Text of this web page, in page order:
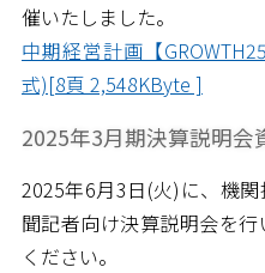
催いたしました。
中期経営計画【
式)[8頁 2,548KByte ]
2025年3月期決算説明会
2025年6月3日(火)に、機
聞記者向け決算説明会を
ください。